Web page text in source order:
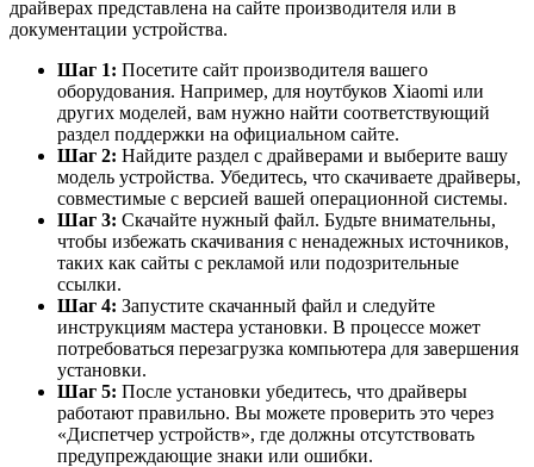
драйверах представлена на сайте производителя или в
документации устройства.
Шаг 1: Посетите сайт производителя вашего
оборудования. Например, для ноутбуков Xiaomi или
других моделей, вам нужно найти соответствующий
раздел поддержки на официальном сайте.
Шаг 2: Найдите раздел с драйверами и выберите вашу
модель устройства. Убедитесь, что скачиваете драйверы,
совместимые с версией вашей операционной системы.
Шаг 3: Скачайте нужный файл. Будьте внимательны,
чтобы избежать скачивания с ненадежных источников,
таких как сайты с рекламой или подозрительные
ссылки.
Шаг 4: Запустите скачанный файл и следуйте
инструкциям мастера установки. В процессе может
потребоваться перезагрузка компьютера для завершения
установки.
Шаг 5: После установки убедитесь, что драйверы
работают правильно. Вы можете проверить это через
«Диспетчер устройств», где должны отсутствовать
предупреждающие знаки или ошибки.